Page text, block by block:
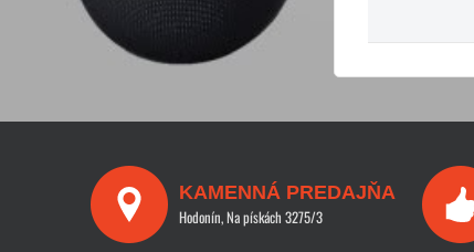
KAMENNÁ PREDAJŇA
Hodonín, Na pískách 3275/3